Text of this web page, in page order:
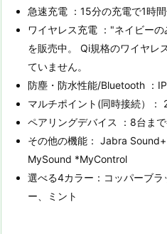
急速充電 ：15分の充電で1時
ワイヤレス充電 ："ネイビー
を販売中。 Qi規格のワイヤレ
ていません。
防塵・防水性能/Bluetooth ：
マルチポイント(同時接続）：
ペアリングデバイス ：8台ま
その他の機能： Jabra
MySound *MyControl
選べる4カラー：コッパーブ
ー、ミント